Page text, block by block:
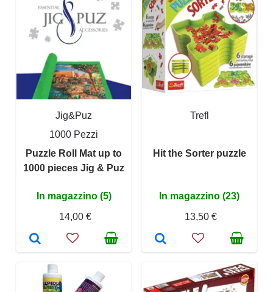
Jig&Puz
1000 Pezzi
Puzzle Roll Mat up to
1000 pieces Jig & Puz
In magazzino (5)
14,00 €
Trefl
Hit the Sorter puzzle
In magazzino (23)
13,50 €